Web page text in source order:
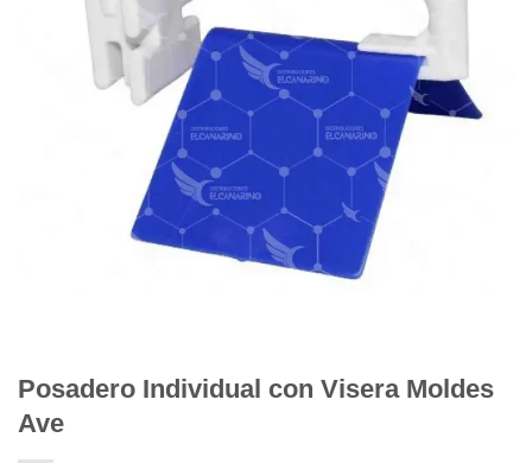
Posadero Individual con Visera Moldes
Ave